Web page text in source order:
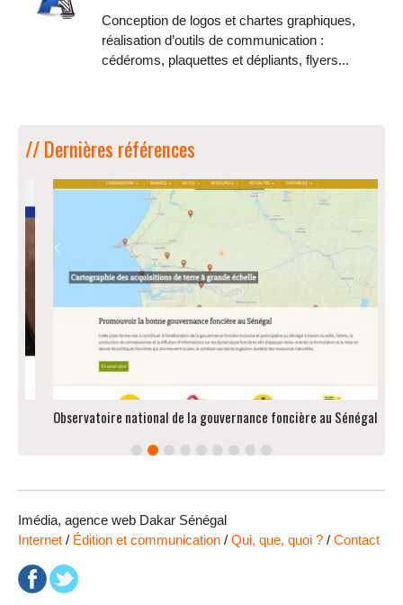
Conception de logos et chartes graphiques,
réalisation d’outils de communication :
cédéroms, plaquettes et dépliants, flyers...
// Dernières références
Observatoire national de la gouvernance foncière au Sénégal
Imédia, agence web Dakar Sénégal
Internet / Édition et communication / Qui, que, quoi ? / Contact